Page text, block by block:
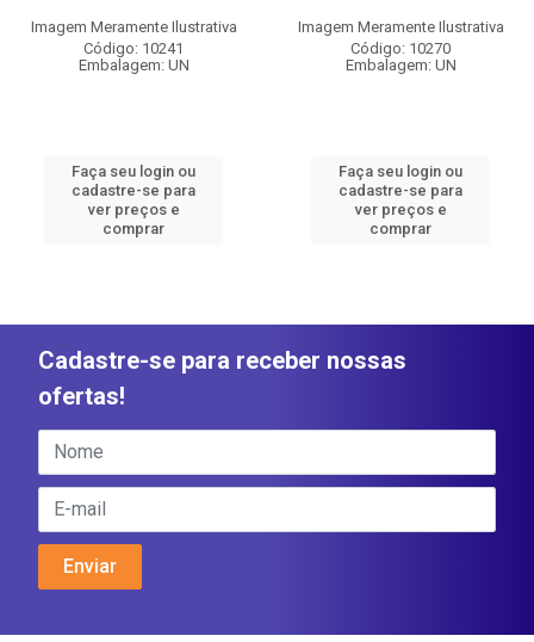
Imagem Meramente Ilustrativa
Código: 10241
Embalagem: UN
Faça seu login ou
cadastre-se para
ver preços e
comprar
Imagem Meramente Ilustrativa
Código: 10270
Embalagem: UN
Faça seu login ou
cadastre-se para
ver preços e
comprar
Cadastre-se para receber nossas
ofertas!